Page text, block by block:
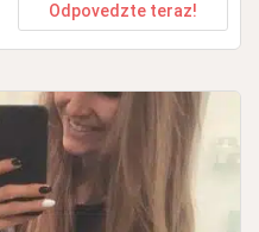
Odpovedzte teraz!